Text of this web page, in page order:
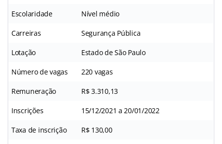
Escolaridade Nível médio
Carreiras Segurança Pública
Lotação Estado de São Paulo
Número de vagas 220 vagas
Remuneração R$ 3.310,13
Inscrições 15/12/2021 a 20/01/2022
Taxa de inscrição R$ 130,00